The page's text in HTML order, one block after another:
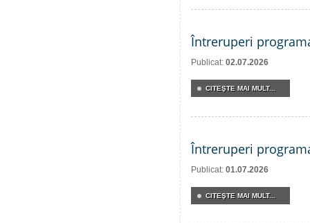
Întreruperi
Publicat: 02.07.2026
CITEŞTE MAI MULT...
Întreruperi
Publicat: 01.07.2026
CITEŞTE MAI MULT...